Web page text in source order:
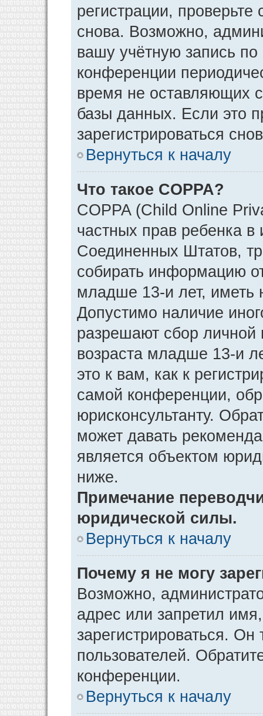
регистрации,
снова. Возможно,
вашу учётную запись
конференции
время не оставляющих
базы данных. Если это
зарегистрироваться
Вернуться к началу
Что такое COPPA?
COPPA (Child Online
частных прав ребенка в
Соединенных Штатов,
собирать информацию
младше 13-и лет, иметь
Допустимо наличие
разрешают сбор
возраста младше 13-и
это к вам, как к
самой конференции,
юрисконсультанту.
может давать
является объектом
ниже.
Примечание
юридической силы.
Вернуться к началу
Почему я не могу
Возможно,
адрес или запретил
зарегистрироваться.
пользователей.
конференции.
Вернуться к началу